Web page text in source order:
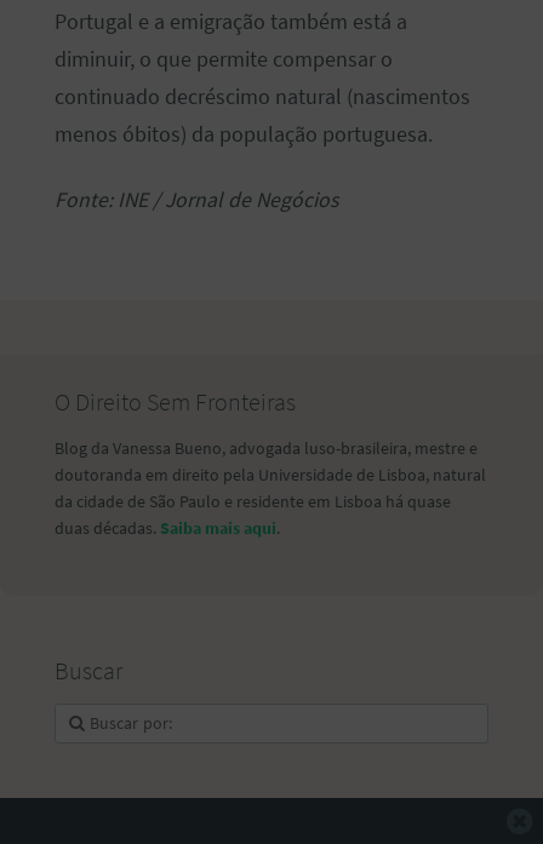
Portugal e a emigração também está a
diminuir, o que permite compensar o
continuado decréscimo natural (nascimentos
menos óbitos) da população portuguesa.
Fonte: INE / Jornal de Negócios
O Direito Sem Fronteiras
Blog da Vanessa Bueno, advogada luso-brasileira, mestre e
doutoranda em direito pela Universidade de Lisboa, natural
da cidade de São Paulo e residente em Lisboa há quase
duas décadas. Saiba mais aqui.
Buscar